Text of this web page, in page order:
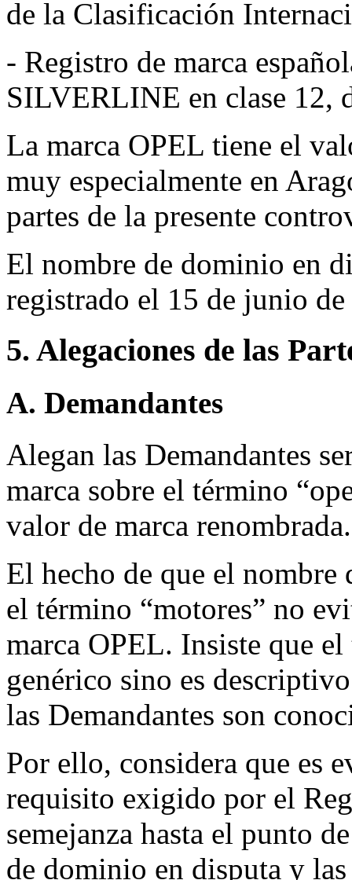
de la Clasificación
- Registro de marca
SILVERLINE en clase 12,
La marca OPEL tiene el
muy especialmente en
partes de la presente
El nombre de dominio en
registrado el 15 de junio
5. Alegaciones de las
A. Demandantes
Alegan las Demandantes
marca sobre el término
valor de marca renombrada.
El hecho de que el
el término “motores” no
marca OPEL. Insiste que
genérico sino es
las Demandantes son
Por ello, considera que es
requisito exigido por el
semejanza hasta el punto
de dominio en disputa y